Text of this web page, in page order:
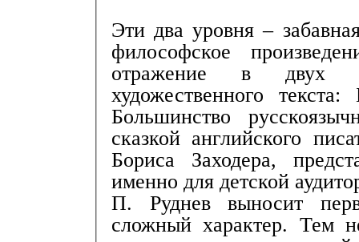
Эти два уровня –
философское
отражение в двух
художественного
Большинство
сказкой английского
Бориса Заходера,
именно для детской
П. Руднев выносит
сложный характер. Тем